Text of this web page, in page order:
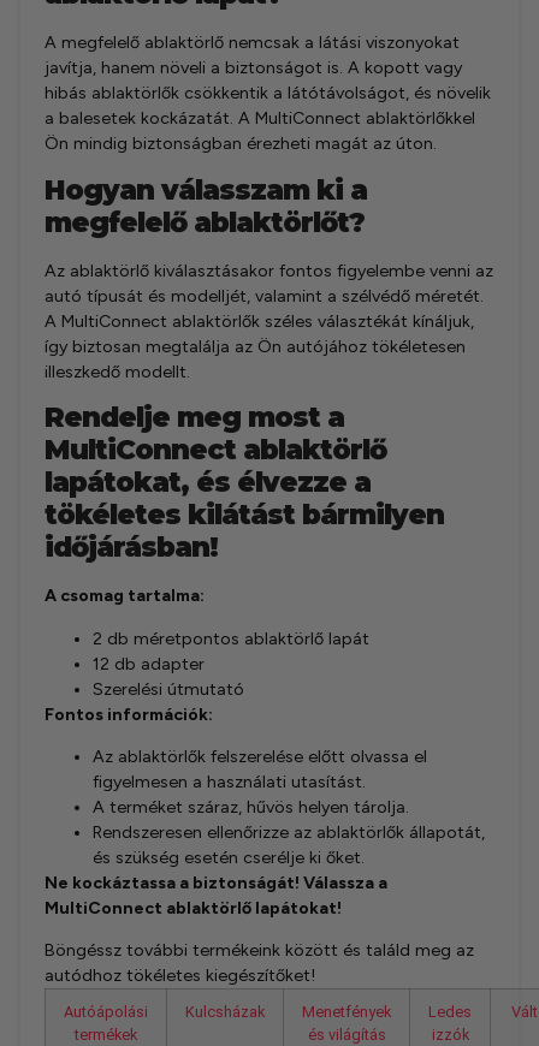
A megfelelő ablaktörlő nemcsak a látási viszonyokat
javítja, hanem növeli a biztonságot is. A kopott vagy
hibás ablaktörlők csökkentik a látótávolságot, és növelik
a balesetek kockázatát. A MultiConnect ablaktörlőkkel
Ön mindig biztonságban érezheti magát az úton.
Hogyan válasszam ki a
megfelelő ablaktörlőt?
Az ablaktörlő kiválasztásakor fontos figyelembe venni az
autó típusát és modelljét, valamint a szélvédő méretét.
A MultiConnect ablaktörlők széles választékát kínáljuk,
így biztosan megtalálja az Ön autójához tökéletesen
illeszkedő modellt.
Rendelje meg most a
MultiConnect ablaktörlő
lapátokat, és élvezze a
tökéletes kilátást bármilyen
időjárásban!
A csomag tartalma:
2 db méretpontos ablaktörlő lapát
12 db adapter
Szerelési útmutató
Fontos információk:
Az ablaktörlők felszerelése előtt olvassa el
figyelmesen a használati utasítást.
A terméket száraz, hűvös helyen tárolja.
Rendszeresen ellenőrizze az ablaktörlők állapotát,
és szükség esetén cserélje ki őket.
Ne kockáztassa a biztonságát! Válassza a
MultiConnect ablaktörlő lapátokat!
Böngéssz további termékeink között és találd meg az
autódhoz tökéletes kiegészítőket!
Autóápolási
termékek
Kulcsházak
Menetfények
és világítás
Ledes
izzók